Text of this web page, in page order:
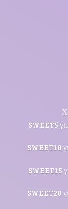
SWEET5
SWEET10
SWEET15
SWEET20